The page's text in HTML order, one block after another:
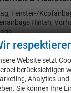
Fenster-/
Hinten,
Website setzt
berücksichtigen
Analytics und
Sie können Ihre